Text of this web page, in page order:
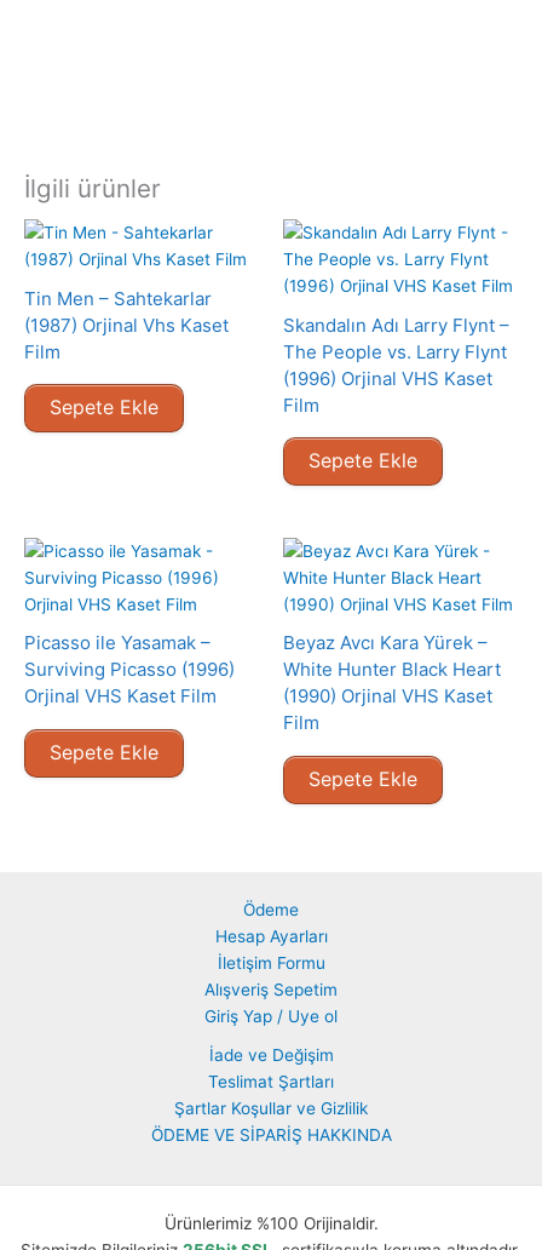
İlgili ürünler
Tin Men – Sahtekarlar
(1987) Orjinal Vhs Kaset
Film
Sepete Ekle
Skandalın Adı Larry Flynt –
The People vs. Larry Flynt
(1996) Orjinal VHS Kaset
Film
Sepete Ekle
Picasso ile Yasamak –
Surviving Picasso (1996)
Orjinal VHS Kaset Film
Sepete Ekle
Beyaz Avcı Kara Yürek –
White Hunter Black Heart
(1990) Orjinal VHS Kaset
Film
Sepete Ekle
Ödeme
Hesap Ayarları
İletişim Formu
Alışveriş Sepetim
Giriş Yap / Uye ol
İade ve Değişim
Teslimat Şartları
Şartlar Koşullar ve Gizlilik
ÖDEME VE SİPARİŞ HAKKINDA
Ürünlerimiz %100 Orijinaldir.